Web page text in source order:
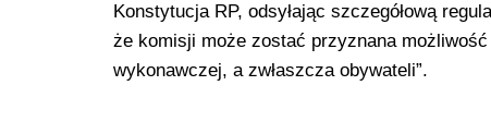
Konstytucja RP, odsyłając szczegółową
że komisji może zostać przyznana możliwość
wykonawczej, a zwłaszcza obywateli”.